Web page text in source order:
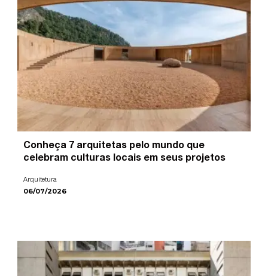
Conheça 7 arquitetas pelo mundo que
celebram culturas locais em seus projetos
Arquitetura
06/07/2026